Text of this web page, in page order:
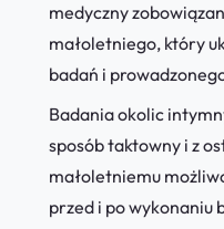
medyczny
małoletniego, który
badań i
Badania okolic
sposób taktowny i z
małoletniemu
przed i po wykonaniu